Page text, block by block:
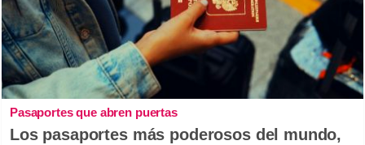
Pasaportes que abren puertas
Los pasaportes más poderosos del mundo,